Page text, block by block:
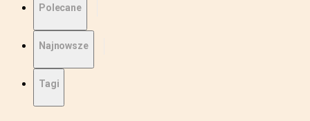
Polecane
Najnowsze
Tagi